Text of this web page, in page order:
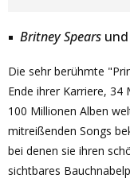
Britney Spears
Die sehr berühmte
Ende ihrer Karriere, 34
100 Millionen Alben
mitreißenden Songs
bei denen sie ihren
sichtbares